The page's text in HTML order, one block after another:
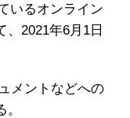
いるオンライン
、2021年6月1日
メントなどへの